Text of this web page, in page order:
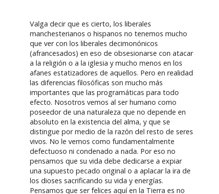
Valga decir que es cierto, los liberales
manchesterianos o hispanos no tenemos mucho
que ver con los liberales decimonónicos
(afrancesados) en eso de obsesionarse con atacar
a la religión o a la iglesia y mucho menos en los
afanes estatizadores de aquellos. Pero en realidad
las diferencias filosóficas son mucho más
importantes que las programáticas para todo
efecto. Nosotros vemos al ser humano como
poseedor de una naturaleza que no depende en
absoluto en la existencia del alma, y que se
distingue por medio de la razón del resto de seres
vivos. No le vemos como fundamentalmente
defectuoso ni condenado a nada. Por eso no
pensamos que su vida debe dedicarse a expiar
una supuesto pecado original o a aplacar la ira de
los dioses sacrificando su vida y energías.
Pensamos que ser felices aquí en la Tierra es no